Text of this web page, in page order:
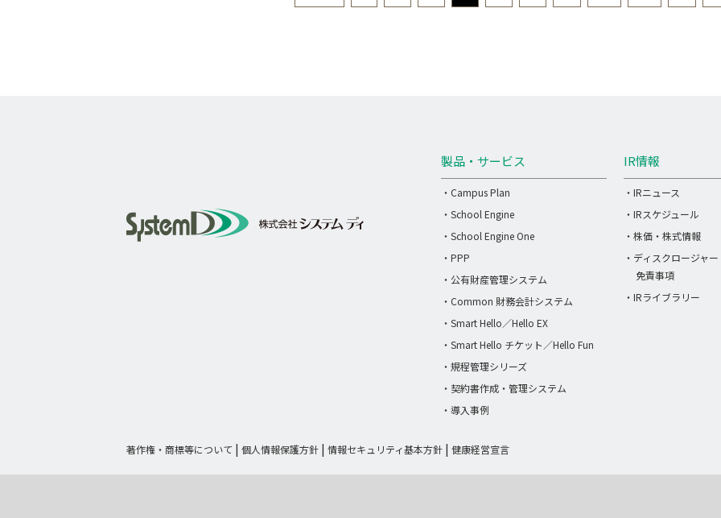
製品・サービス
・Campus Plan
・School Engine
・School Engine One
・PPP
・公有財産管理システム
・Common 財務会計システム
・Smart Hello／Hello EX
・Smart Hello チケット／Hello Fun
・規程管理シリーズ
・契約書作成・管理システム
・導入事例
IR情報
・IRニュース
・IRスケジュール
・株価・株式情報
・ディスクロージャ
免責事項
・IRライブラリー
著作権・商標等について 個人情報保護方針 情報セキュリティ基本方針 健康経営宣言